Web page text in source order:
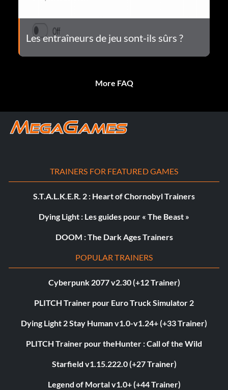
Les entraîneurs de jeu sont-ils sûrs ?
More FAQ
TRAINERS FOR FEATURED GAMES
S.T.A.L.K.E.R. 2 : Heart of Chornobyl Trainers
Dying Light : Les guides pour « The Beast »
DOOM : The Dark Ages Trainers
POPULAR TRAINERS
Cyberpunk 2077 v2.30 (+12 Trainer)
PLITCH Trainer pour Euro Truck Simulator 2
Dying Light 2 Stay Human v1.0-v1.24+ (+33 Trainer)
PLITCH Trainer pour theHunter : Call of the Wild
Starfield v1.15.222.0 (+27 Trainer)
Legend of Mortal v1.0+ (+44 Trainer)